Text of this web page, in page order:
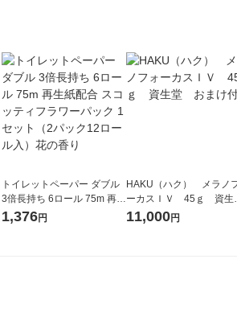
トイレットペーパー ダブル
3倍長持ち 6ロール 75m 再生
紙配合 スコッティフラワー
1,376円
HAKU（ハク） メラノ
ーカスＩＶ 45ｇ 資生
堂 おまけ付き
11,000円